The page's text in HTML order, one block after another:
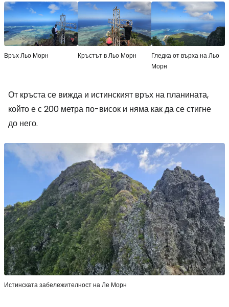
Връх Льо Морн Кръстът в Льо Морн
Гледка от върха на Льо
Морн
От кръста се вижда и истинският връх на планината,
който е с 200 метра по-висок и няма как да се стигне
до него.
Истинската забележителност на Ле Морн